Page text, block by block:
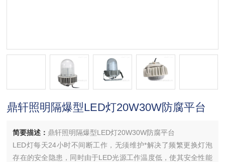
鼎轩照明隔爆型LED灯20W30W防腐平台
简要描述： 鼎轩照明隔爆型LED灯20W30W防腐平台
LED灯每天24小时不间断工作，无须维护*解决了频繁更换灯泡
存在的安全隐患，同时由于LED光源工作温度低，使其安全性能